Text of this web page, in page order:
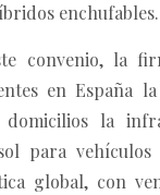
enchufables.
convenio, la
en España
la
para vehículos
global, con